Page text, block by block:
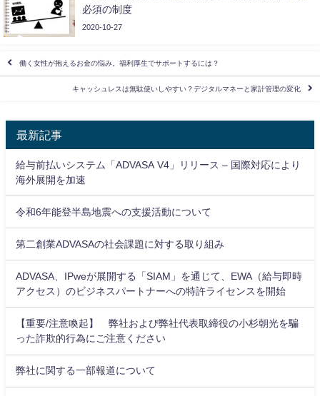
必須の制度
2020-10-27
働く女性が抱えるお金の悩み。福利厚生でサポートするには？
キャッシュレスは無駄使いしやすい？デジタルマネーと家計管理の変化
最新記事
給与前払いシステム「ADVASA V4」リリース – 国際対応により
海外展開を加速
令和6年能登半島地震への支援活動について
第二創業ADVASAの社会課題に対する取り組み
ADVASA、IPweが展開する「SIAM」を通じて、EWA（給与即時
アクセス）のビジネスパートナーへの特許ライセンスを開始
【重要/注意喚起】 弊社および弊社代表取締役の小杉朝光を騙
った詐欺的行為にご注意ください
弊社に関する一部報道について